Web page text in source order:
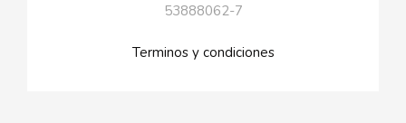
53888062-7
Terminos y condiciones